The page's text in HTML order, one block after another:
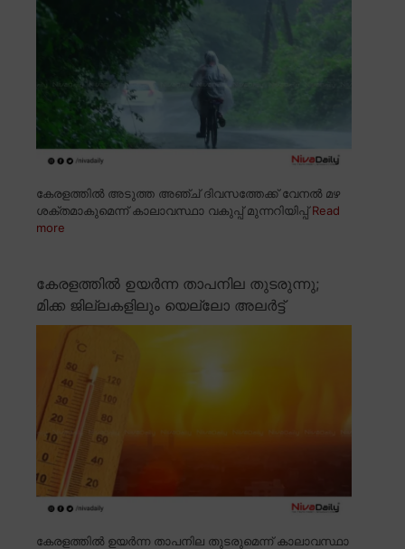
കേരളത്തിൽ അടുത്ത അഞ്ച് ദിവസത്തേക്ക് വേനൽ മഴ
ശക്തമാകുമെന്ന് കാലാവസ്ഥാ വകുപ്പ് മുന്നറിയിപ്പ്Read
more
കേരളത്തിൽ ഉയർന്ന താപനില തുടരുന്നു;
മിക്ക ജില്ലകളിലും യെല്ലോ അലർട്ട്
കേരളത്തിൽ ഉയർന്ന താപനില തുടരുമെന്ന് കാലാവസ്ഥാ